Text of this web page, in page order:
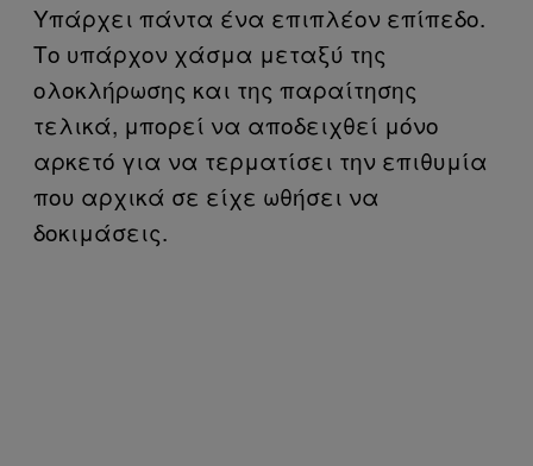
Υπάρχει πάντα ένα επιπλέον επίπεδο.
Το υπάρχον χάσμα μεταξύ της
ολοκλήρωσης και της παραίτησης
τελικά, μπορεί να αποδειχθεί μόνο
αρκετό για να τερματίσει την επιθυμία
που αρχικά σε είχε ωθήσει να
δοκιμάσεις.